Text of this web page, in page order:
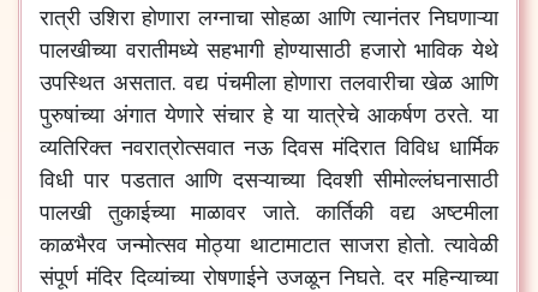
रात्री उशिरा होणारा लग्नाचा सोहळा आणि त्यानंतर निघणाऱ्या
पालखीच्या वरातीमध्ये सहभागी होण्यासाठी हजारो भाविक येथे
उपस्थित असतात. वद्य पंचमीला होणारा तलवारीचा खेळ आणि
पुरुषांच्या अंगात येणारे संचार हे या यात्रेचे आकर्षण ठरते. या
व्यतिरिक्त नवरात्रोत्सवात नऊ दिवस मंदिरात विविध धार्मिक
विधी पार पडतात आणि दसऱ्याच्या दिवशी सीमोल्लंघनासाठी
पालखी तुकाईच्या माळावर जाते. कार्तिकी वद्य अष्टमीला
काळभैरव जन्मोत्सव मोठ्या थाटामाटात साजरा होतो. त्यावेळी
संपूर्ण मंदिर दिव्यांच्या रोषणाईने उजळून निघते. दर महिन्याच्या